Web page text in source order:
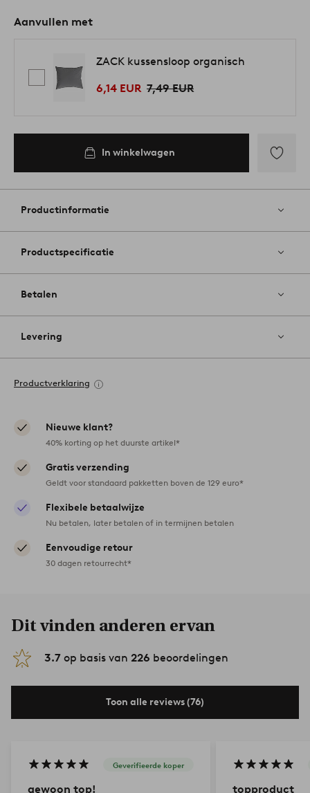
Aanvullen met
ZACK kussensloop organisch
6,14 EUR 7,49 EUR
In winkelwagen
aan
Productinformatie
Productspecificatie
Betalen
Levering
Productverklaring
Nieuwe klant?
40% korting op het duurste artikel*
Gratis verzending
Geldt voor standaard pakketten boven de 129 euro*
Flexibele betaalwijze
Nu betalen, later betalen of in termijnen betalen
Eenvoudige retour
30 dagen retourrecht*
Dit vinden anderen ervan
3.7 op basis van 226 beoordelingen
Toon alle reviews (76)
Geverifieerde koper
gewoon top! topproduct